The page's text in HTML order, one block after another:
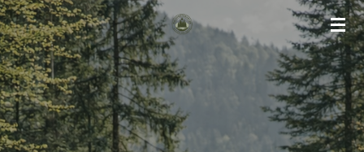
Zum
Hauptinhalt
springen